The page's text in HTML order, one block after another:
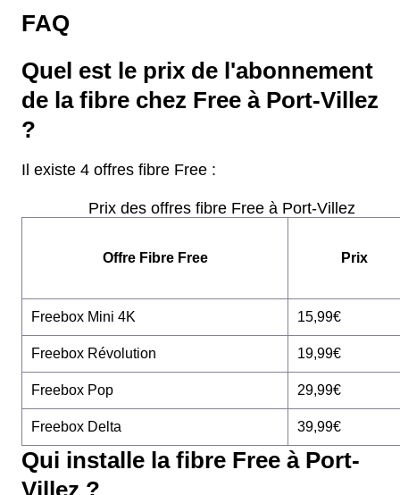
FAQ
Quel est le prix de l'abonnement
de la fibre chez Free à Port-Villez
?
Il existe 4 offres fibre Free :
Prix des offres fibre Free à Port-Villez
Offre Fibre Free Prix
Freebox Mini 4K 15,99€
Freebox Révolution 19,99€
Freebox Pop 29,99€
Freebox Delta 39,99€
Qui installe la fibre Free à Port-
Villez ?